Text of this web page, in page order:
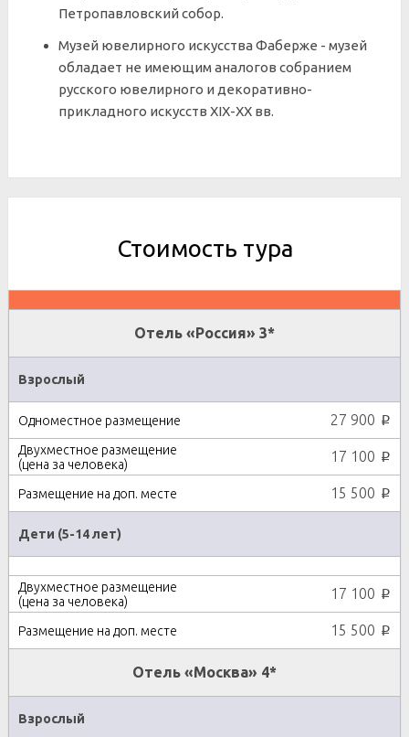
Петропавловский собор.
Музей ювелирного искусства Фаберже - музей
обладает не имеющим аналогов собранием
русского ювелирного и декоративно-
прикладного искусств XIX-XX вв.
Стоимость тура
Отель «Россия» 3*
Взрослый
27 900 p
17 100 p
15 500 p
Дети (5-14 лет)
17 100 p
15 500 p
Отель «Москва» 4*
Взрослый